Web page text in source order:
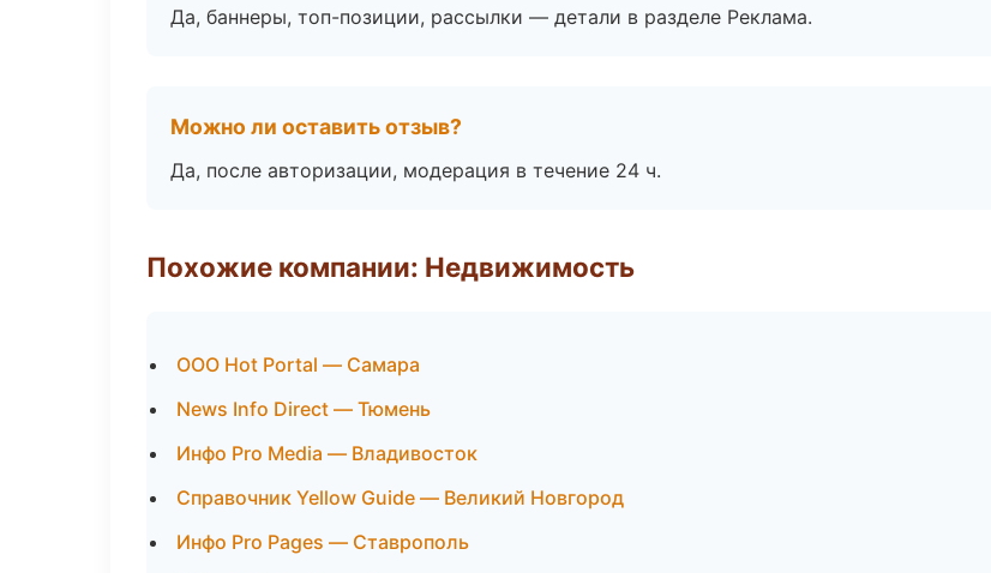
Да, баннеры, топ-позиции, рассылки — детали в разделе Реклама.
Можно ли оставить отзыв?
Да, после авторизации, модерация в течение 24 ч.
Похожие компании: Недвижимость
ООО Hot Portal — Самара
News Info Direct — Тюмень
Инфо Pro Media — Владивосток
Справочник Yellow Guide — Великий Новгород
Инфо Pro Pages — Ставрополь